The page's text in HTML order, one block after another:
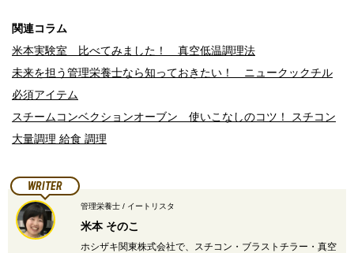
関連コラム
米本実験室 比べてみました！ 真空低温調理法
未来を担う管理栄養士なら知っておきたい！ ニュークックチル
必須アイテム
スチームコンベクションオーブン 使いこなしのコツ！ スチコン
大量調理 給食 調理
WRITER
管理栄養士 / イートリスタ
米本 そのこ
ホシザキ関東株式会社で、スチコン・ブラストチラー・真空